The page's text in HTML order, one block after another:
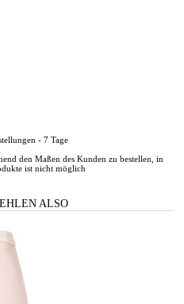
- 7 Tage
den Maßen des Kunden zu bestellen, in
ist nicht möglich
ALSO